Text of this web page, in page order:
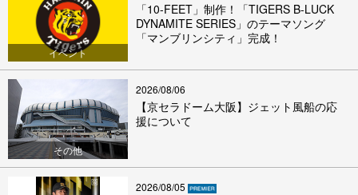
イベント
「10-FEET」制作！「TIGERS B-LUCK
DYNAMITE SERIES」のテーマソング
「マンブリンシティ」完成！
その他
2026/08/06
【京セラドーム大阪】ジェット風船の応
援について
2026/08/05